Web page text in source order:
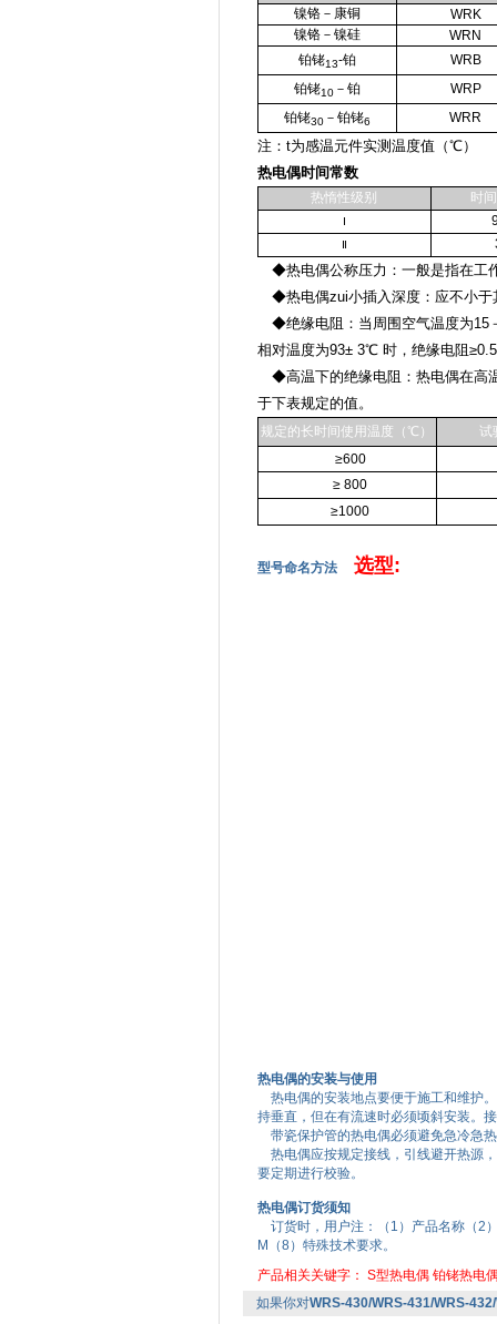
镍铬－康铜
WRK
镍铬－镍硅
WRN
铂铑13-铂
WRB
铂铑10－铂
WRP
铂铑30－铂铑6 WRR
注：t为感温元件实测温度值（℃）
热电偶时间常数
热惰性级别 时
Ⅰ
Ⅱ
◆热电偶公称压力：一般是指在工
◆热电偶zui小插入深度：应不小于
◆绝缘电阻：当周围空气温度为15
相对温度为93± 3℃ 时，绝缘电阻
◆高温下的绝缘电阻：热电偶在高
于下表规定的值。
规定的长时间使用温度（℃）
试
≥600
≥ 800
≥1000
型号命名方法 选型:
热电偶的安装与使用
热电偶的安装地点要便于施工和维护
持垂直，但在有流速时必须顷斜安装。
带瓷保护管的热电偶必须避免急冷急
热电偶应按规定接线，引线避开热源
要定期进行校验。
热电偶订货须知
订货时，用户注：（1）产品名称（2
M（8）特殊技术要求。
产品相关关键字： S型热电偶 铂铑热电
如果你对WRS-430/WRS-431/WRS-